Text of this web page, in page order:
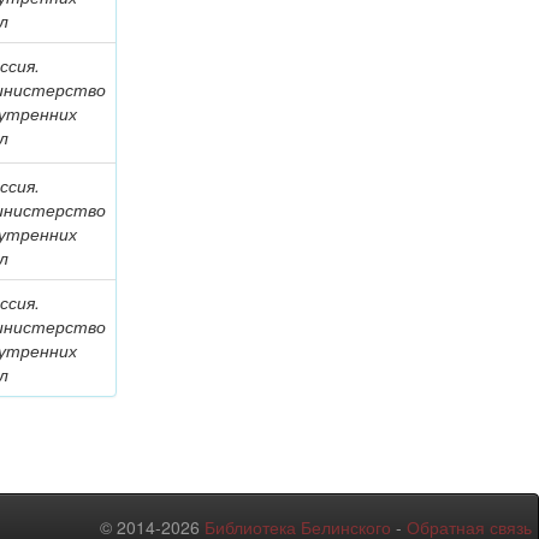
© 2014-2026 Библиотека Белинского - Обратная связь